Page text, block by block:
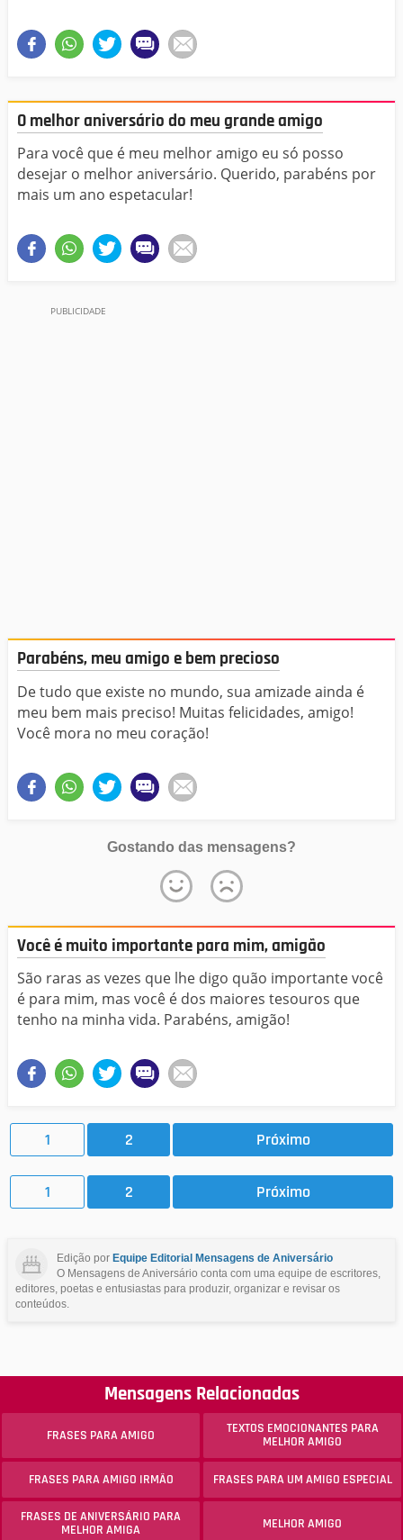
O melhor aniversário do meu grande amigo
Para você que é meu melhor amigo eu só posso
desejar o melhor aniversário. Querido, parabéns por
mais um ano espetacular!
Parabéns, meu amigo e bem precioso
De tudo que existe no mundo, sua amizade ainda é
meu bem mais preciso! Muitas felicidades, amigo!
Você mora no meu coração!
Gostando das mensagens?
Você é muito importante para mim, amigão
São raras as vezes que lhe digo quão importante você
é para mim, mas você é dos maiores tesouros que
tenho na minha vida. Parabéns, amigão!
1 2 Próximo
1 2 Próximo
Edição por Equipe Editorial Mensagens de Aniversário
O Mensagens de Aniversário conta com uma equipe de escritores,
editores, poetas e entusiastas para produzir, organizar e revisar os
conteúdos.
Mensagens Relacionadas
FRASES PARA AMIGO
TEXTOS EMOCIONANTES PARA
MELHOR AMIGO
FRASES PARA AMIGO IRMÃO FRASES PARA UM AMIGO ESPECIAL
FRASES DE ANIVERSÁRIO PARA
MELHOR AMIGA
MELHOR AMIGO